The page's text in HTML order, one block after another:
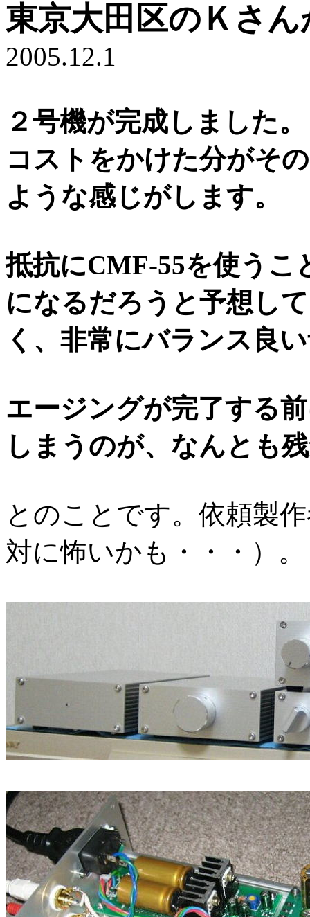
東京大田区のＫさ
2005.12.1
２号機が完成しました。
コストをかけた分がそ
ような感じがします。
抵抗にCMF-55を使うこ
になるだろうと予想し
く、非常にバランス良
エージングが完了する
しまうのが、なんとも
とのことです。依頼製
対に怖いかも・・・）。